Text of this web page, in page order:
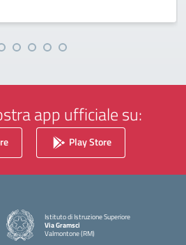
app ufficiale su:
Play Store
Istituto di Istruzione Superiore
Via Gramsci
Valmontone (RM)